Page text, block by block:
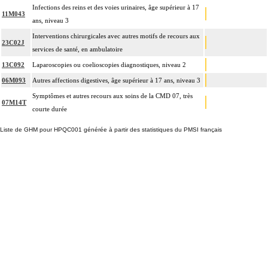
11M043
Infections des reins et des voies urinaires, âge supérieur à 17
ans, niveau 3
23C02J
Interventions chirurgicales avec autres motifs de recours aux
services de santé, en ambulatoire
13C092 Laparoscopies ou coelioscopies diagnostiques, niveau 2
06M093 Autres affections digestives, âge supérieur à 17 ans, niveau 3
07M14T
Symptômes et autres recours aux soins de la CMD 07, très
courte durée
Liste de GHM pour HPQC001 générée à partir des statistiques du PMSI français